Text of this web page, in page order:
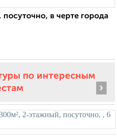
в черте города
по интересным
›